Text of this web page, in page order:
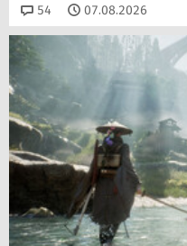
54 Kommentare
07.08.2026